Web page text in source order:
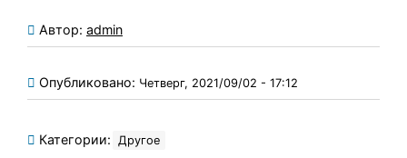
Автор: admin
Опубликовано: Четверг, 2021/09/02 - 17:12
Категории: Другое